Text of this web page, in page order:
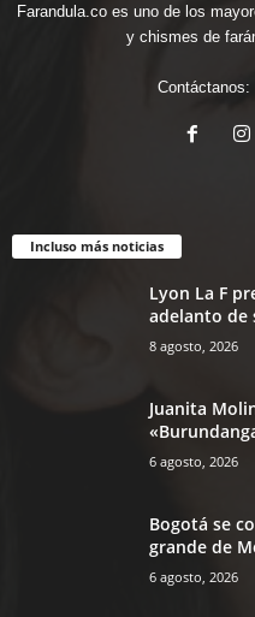
Farandula.co es uno de los
y chismes de
Contáctanos:
Incluso más noticias
Lyon La F
adelanto de
8 agosto, 2026
Juanita
6 agosto, 2026
Bogotá se
grande de
6 agosto, 2026